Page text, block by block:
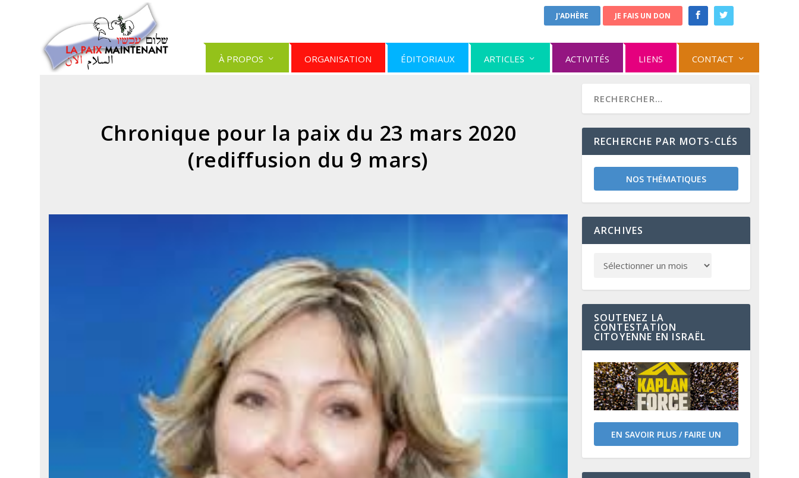
J'ADHÈRE JE FAIS UN DON
À PROPOS ORGANISATION ÉDITORIAUX ARTICLES ACTIVITÉS LIENS CONTACT
Chronique pour la paix du 23 mars 2020
(rediffusion du 9 mars)
RECHERCHE PAR MOTS-CLÉS
NOS THÉMATIQUES
ARCHIVES
SOUTENEZ LA
CONTESTATION
CITOYENNE EN ISRAËL
EN SAVOIR PLUS / FAIRE UN
DON